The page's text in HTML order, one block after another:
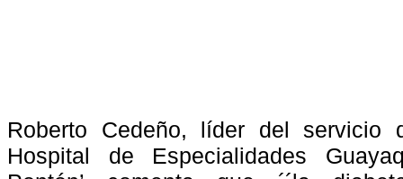
Roberto Cedeño, líder del servicio
Hospital de Especialidades